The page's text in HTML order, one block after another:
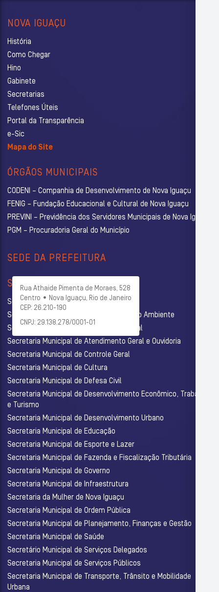
NOVA IGUAÇU
História
Como Chegar
Hino
Gabinete
Secretarias
Telefones Úteis
Portal da Transparência
e-Sic
Mapa do Site
ÓRGÃOS MUNICIPAIS
CODENI – Companhia de Desenvolvimento de Nova Iguaçu
FENIG – Fundação Educacional e Cultural de Nova Iguaçu
PREVINI – Previdência dos Servidores Municipais de Nova Iguaçu
PGM – Procuradoria Geral do Município
SEDE DA PREFEITURA
Rua Athaide Pimenta de Moraes, 528
Centro • Nova Iguaçu, Rio de Janeiro
CEP: 26.210-190
CNPJ: 29.138.278/0001-01
SECRETARIAS
Secretaria Municipal de Administração
Secretaria Municipal de Agricultura e Meio Ambiente
Secretaria Municipal de Assistência Social
Secretaria Municipal de Atendimento Geral e Ouvidoria
Secretaria Municipal de Controle Geral
Secretaria Municipal de Cultura
Secretaria Municipal de Defesa Civil
Secretaria Municipal de Desenvolvimento Econômico, Trabalho
e Turismo
Secretaria Municipal de Desenvolvimento Urbano
Secretaria Municipal de Educação
Secretaria Municipal de Esporte e Lazer
Secretaria Municipal de Fazenda e Fiscalização Tributária
Secretaria Municipal de Governo
Secretaria Municipal de Infraestrutura
Secretaria da Mulher de Nova Iguaçu
Secretaria Municipal de Ordem Pública
Secretaria Municipal de Planejamento, Finanças e Gestão
Secretaria Municipal de Saúde
Secretário Municipal de Serviços Delegados
Secretaria Municipal de Serviços Públicos
Secretaria Municipal de Transporte, Trânsito e Mobilidade
Urbana